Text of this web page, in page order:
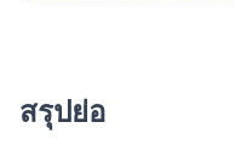
สรุปย่อ